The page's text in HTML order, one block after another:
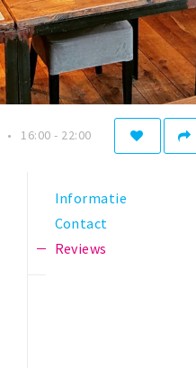
16:00 - 22:00
Informatie
Contact
Reviews